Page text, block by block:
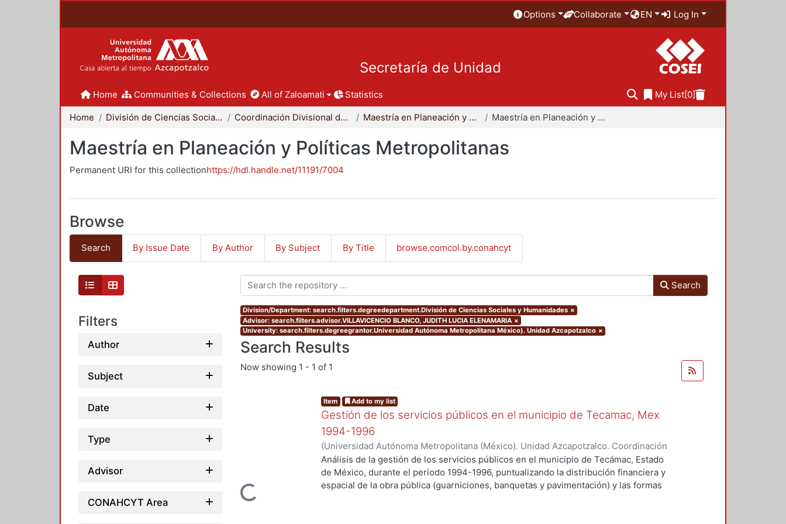
Options Collaborate EN Log In
Secretaría de Unidad
Home Communities & Collections All of Zaloamati Statistics My List[0]
Home División de Ciencias Sociales y Humanidades Coordinación Divisional de Posgrado Maestría en Planeación y Políticas Metropolitanas Maestría en Planeación y Políticas Metropolitanas
Maestría en Planeación y Políticas Metropolitanas
Permanent URI for this collectionhttps://hdl.handle.net/11191/7004
Browse
Search By Issue Date By Author By Subject By Title browse.comcol.by.conahcyt
Filters
Author
Subject
Date
Type
Advisor
CONAHCYT Area
Search
Division/Department: search.filters.degreedepartment.División de Ciencias Sociales y Humanidades ×
Advisor: search.filters.advisor.VILLAVICENCIO BLANCO, JUDITH LUCIA ELENAMARIA ×
University: search.filters.degreegrantor.Universidad Autónoma Metropolitana México). Unidad Azcapotzalco ×
Search Results
Now showing 1 - 1 of 1
Loading...
Item Add to my list
Gestión de los servicios públicos en el municipio de Tecamac, Mex
1994-1996
(Universidad Autónoma Metropolitana (México). Unidad Azcapotzalco. Coordinación
de Servicios de Información. ,2000-01 )RIVERO HERNANDEZ, MELESIO
Análisis de la gestión de los servicios públicos en el municipio de Tecámac, Estado
de México, durante el periodo 1994-1996, puntualizando la distribución financiera y
espacial de la obra pública (guarniciones, banquetas y pavimentación) y las formas